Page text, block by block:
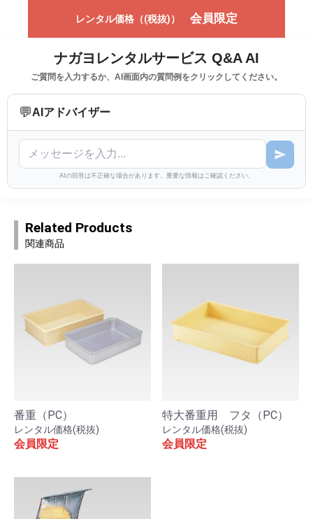
レンタル価格（(税抜)） 会員限定
ナガヨレンタルサービス Q&A AI
ご質問を入力するか、AI画面内の質問例をクリックしてください。
💬AIアドバイザー
AIの回答は不正確な場合があります。重要な情報はご確認ください。
Related Products
関連商品
番重（PC）
レンタル価格(税抜)
会員限定
特大番重用 フタ（PC）
レンタル価格(税抜)
会員限定